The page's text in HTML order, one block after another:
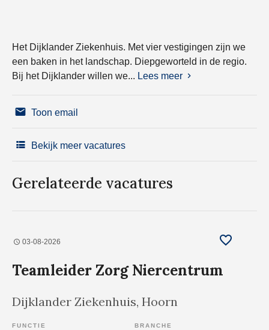
Het Dijklander Ziekenhuis. Met vier vestigingen zijn we
een baken in het landschap. Diepgeworteld in de regio.
Bij het Dijklander willen we... Lees meer
Toon email
Bekijk meer vacatures
Gerelateerde vacatures
03-08-2026
Teamleider Zorg Niercentrum
Dijklander Ziekenhuis, Hoorn
FUNCTIE BRANCHE